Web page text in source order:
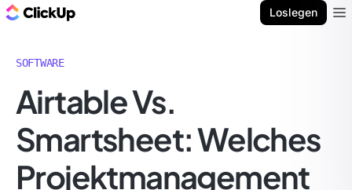
Loslegen
SOFTWARE
Airtable Vs.
Smartsheet: Welches
Projektmanagement